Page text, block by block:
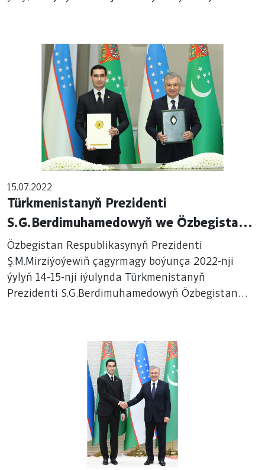
15.07.2022
Türkmenistanyň Prezidenti
S.G.Berdimuhamedowyň we Özbegistan
Respublikasynyň Prezidenti
Ş.M.Mirziýoýewiň bilelikdäki
Beýannamasy
Özbegistan Respublikasynyň Prezidenti
Ş.M.Mirziýoýewiň çagyrmagy boýunça 2022-nji
ýylyň 14-15-nji iýulynda Türkmenistanyň
Prezidenti S.G.Berdimuhamedowyň Özbegistan